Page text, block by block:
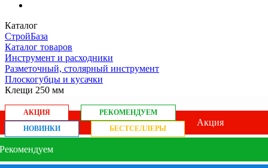
Каталог
СтройБаза
Каталог товаров
Инструмент и расходники
Разметочный, столярный инструмент
Плоскогубцы и кусачки
Клещи 250 мм
АКЦИЯ
РЕКОМЕНДУЕМ
НОВИНКИ
БЕСТСЕЛЛЕРЫ
Акция
Рекомендуем